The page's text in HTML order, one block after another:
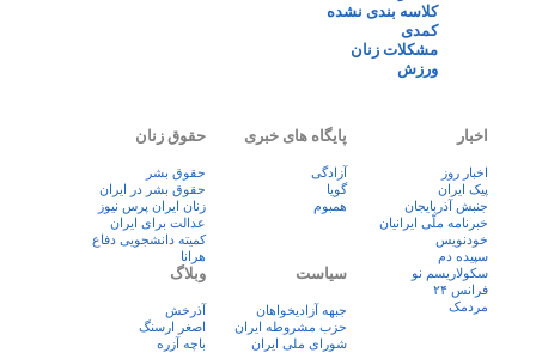
کلاسه بندی نشده
کمدی
مشکلات زنان
ورزش
اخبار
اخبار روز
پيک ايران
جنبش آذربایجان
خبرنامه ملّی ایرانیان
خودنویس
سپیده دم
سکولاریسم نو
فرانس ۲۴
مردمک
پایگاه های خبری
آزادگی
گویا
همبوم
حقوق زنان
حقوق بشر
حقوق بشر در ایران
زنان ايران پرس نيوز
عدالت برای ایران
کمیته دانشجویی دفاع
هرانا
سیاست
جبهه آزادیخواهان
حزب مشروطه ایران
شورای ملی ایران
وبلاگ
آذرخش
اصغر ارسنگ
باچه آزره